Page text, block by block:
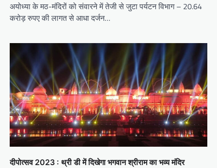
अयोध्या के मठ-मंदिरों को संवारने में तेजी से जुटा पर्यटन विभाग – 20.64
करोड़ रुपए की लागत से आधा दर्जन…
दीपोत्सव 2023 : थ्री डी में दिखेगा भगवान श्रीराम का भव्य मंदिर